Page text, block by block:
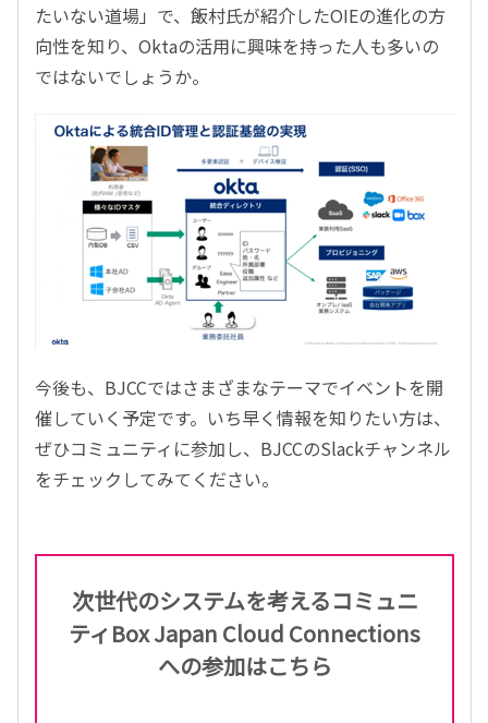
たいない道場」で、飯村氏が紹介したOIEの進化の方
向性を知り、Oktaの活用に興味を持った人も多いの
ではないでしょうか。
今後も、BJCCではさまざまなテーマでイベントを開
催していく予定です。いち早く情報を知りたい方は、
ぜひコミュニティに参加し、BJCCのSlackチャンネル
をチェックしてみてください。
次世代のシステムを考えるコミュニ
ティBox Japan Cloud Connections
への参加はこちら